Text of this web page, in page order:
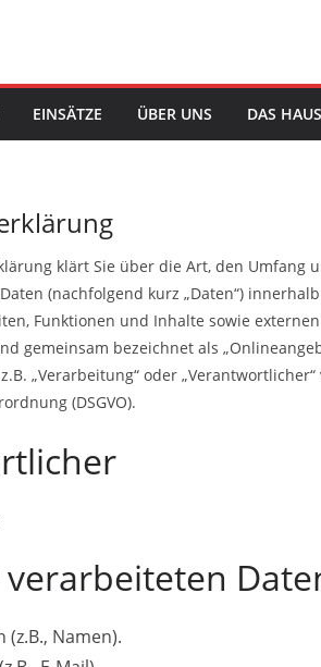
EINSÄTZE ÜBER UNS DAS HAUS
klärt Sie über die Art, den Umfang
(nachfolgend kurz „Daten“)
Funktionen und Inhalte sowie
gemeinsam bezeichnet als
„Verarbeitung“ oder
(DSGVO).
(z.B., Namen).